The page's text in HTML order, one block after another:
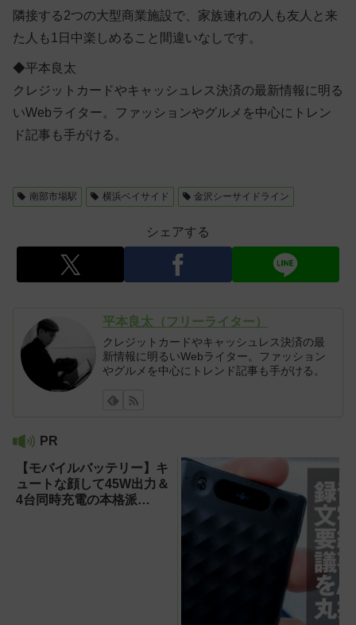
隣接する2つの大型商業施設で、家族連れの人も友人と来
た人も1日中楽しめること間違いなしです。
◆平本良太
クレジットカードやキャッシュレス決済の最新情報に明る
いWebライター。ファッションやグルメを中心にトレン
ド記事も手がける。
南部市場駅 横浜ベイサイド 金沢シーサイドライン
シェアする
平本良太（フリーライター）
クレジットカードやキャッシュレス決済の最
新情報に明るいWebライター。ファッション
やグルメを中心にトレンド記事も手がける。
PR
【モバイルバッテリー】キ
ュートな顔して45W出力＆
4台同時充電の本格派